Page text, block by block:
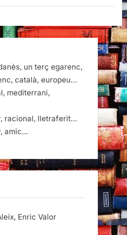
un terç egarenc,
català, europeu…
mediterrani,
racional, lletraferit…
amic…
Enric Valor